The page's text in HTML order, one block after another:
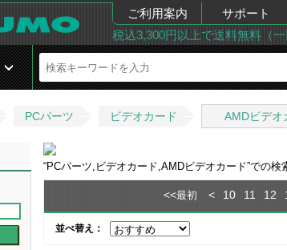
ご利用案内 サポート
税込3,300円以上で送料無料（
PCパーツ ビデオカード AMDビデオ
“PCパーツ,ビデオカード,AMDビデオカード”での検
<<最初 < 10 11 12
並べ替え：